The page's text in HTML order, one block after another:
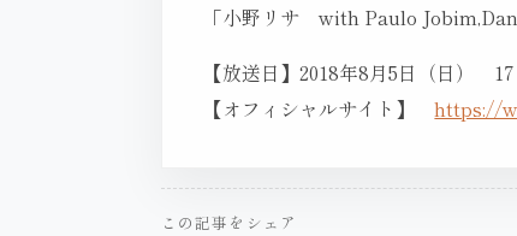
「小野リサ with Paulo
【放送日】2018年8月5日（日）
【オフィシャルサイト】https://
この記事をシェア